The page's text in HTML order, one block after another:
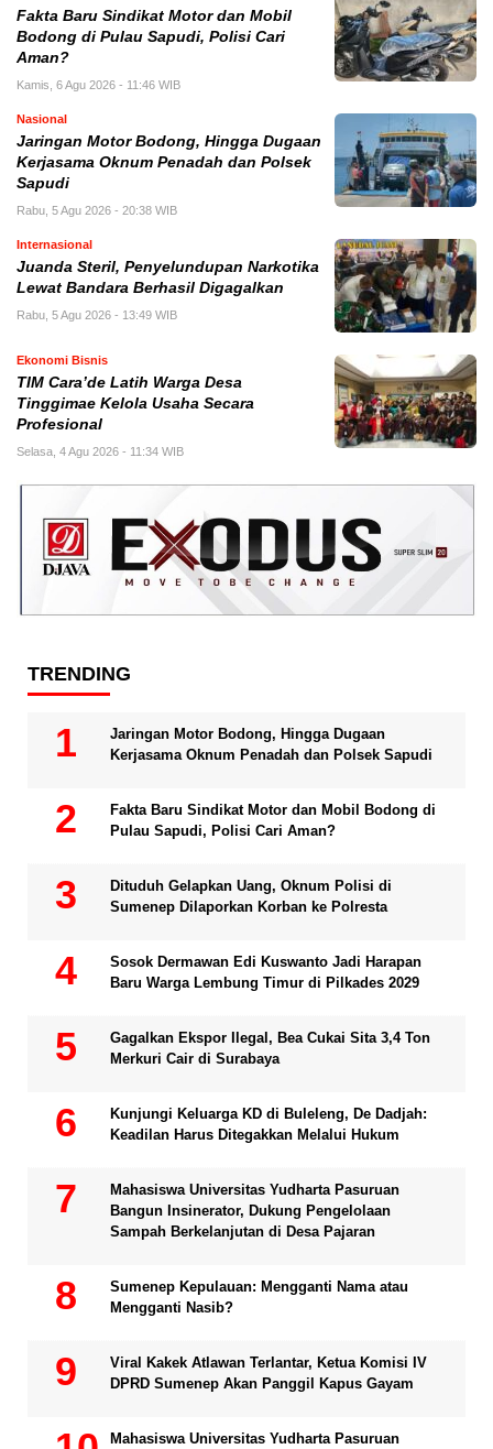
Fakta Baru Sindikat Motor dan Mobil
Bodong di Pulau Sapudi, Polisi Cari
Aman?
Kamis, 6 Agu 2026 - 11:46 WIB
Nasional
Jaringan Motor Bodong, Hingga Dugaan
Kerjasama Oknum Penadah dan Polsek
Sapudi
Rabu, 5 Agu 2026 - 20:38 WIB
Internasional
Juanda Steril, Penyelundupan Narkotika
Lewat Bandara Berhasil Digagalkan
Rabu, 5 Agu 2026 - 13:49 WIB
Ekonomi Bisnis
TIM Cara’de Latih Warga Desa
Tinggimae Kelola Usaha Secara
Profesional
Selasa, 4 Agu 2026 - 11:34 WIB
TRENDING
Jaringan Motor Bodong, Hingga Dugaan
Kerjasama Oknum Penadah dan Polsek Sapudi
Fakta Baru Sindikat Motor dan Mobil Bodong di
Pulau Sapudi, Polisi Cari Aman?
Dituduh Gelapkan Uang, Oknum Polisi di
Sumenep Dilaporkan Korban ke Polresta
Sosok Dermawan Edi Kuswanto Jadi Harapan
Baru Warga Lembung Timur di Pilkades 2029
Gagalkan Ekspor Ilegal, Bea Cukai Sita 3,4 Ton
Merkuri Cair di Surabaya
Kunjungi Keluarga KD di Buleleng, De Dadjah:
Keadilan Harus Ditegakkan Melalui Hukum
Mahasiswa Universitas Yudharta Pasuruan
Bangun Insinerator, Dukung Pengelolaan
Sampah Berkelanjutan di Desa Pajaran
Sumenep Kepulauan: Mengganti Nama atau
Mengganti Nasib?
Viral Kakek Atlawan Terlantar, Ketua Komisi IV
DPRD Sumenep Akan Panggil Kapus Gayam
Mahasiswa Universitas Yudharta Pasuruan